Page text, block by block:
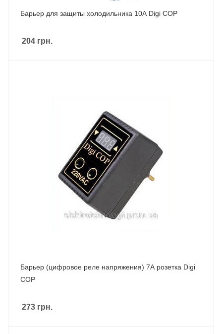
Барьер для защиты холодильника 10А Digi COP
204 грн.
Барьер (цифровое реле напряжения) 7А розетка Digi
COP
273 грн.